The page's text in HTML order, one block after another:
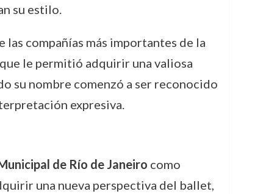
su estilo.
las compañías más importantes de la
le permitió adquirir una valiosa
su nombre comenzó a ser reconocido
expresiva.
de Río de Janeiro como
una nueva perspectiva del ballet,